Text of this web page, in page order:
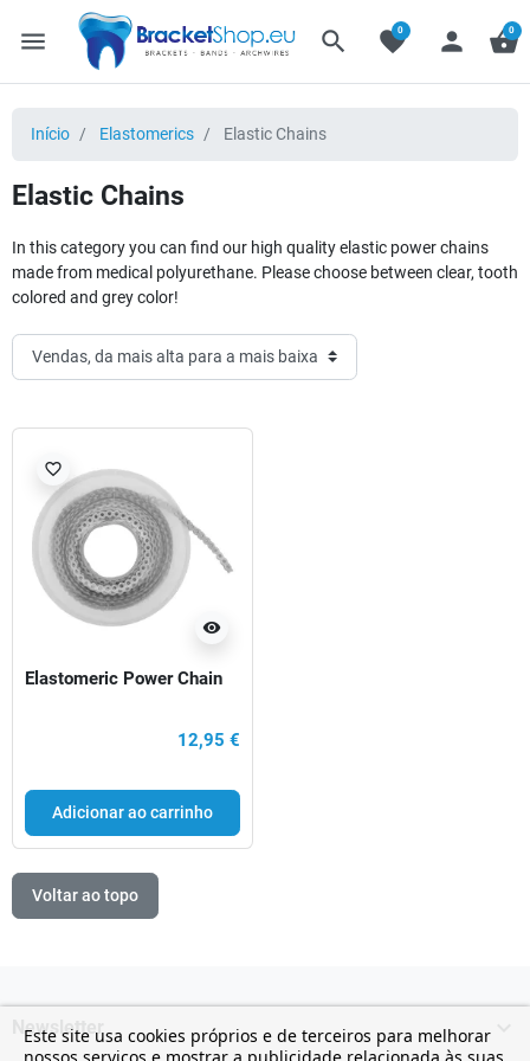
menu search favorite
0 person shopping_basket
0
Início Elastomerics Elastic Chains
Elastic Chains
In this category you can find our high quality elastic power chains
made from medical polyurethane. Please choose between clear, tooth
colored and grey color!
visibility
favorite_border
Elastomeric Power Chain
12,95 €
Adicionar ao carrinho
Voltar ao topo
Newsletter 
Este site usa cookies próprios e de terceiros para melhorar